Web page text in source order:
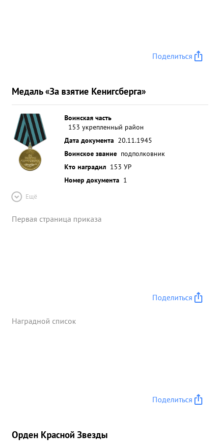
Поделиться
Медаль «За взятие Кенигсберга»
Воинская часть
153 укрепленный район
Дата документа 20.11.1945
Воинское звание подполковник
Кто наградил 153 УР
Номер документа 1
Ещё
Первая страница приказа
Поделиться
Наградной список
Поделиться
Орден Красной Звезды